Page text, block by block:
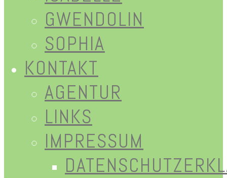
GWENDOLIN
SOPHIA
KONTAKT
AGENTUR
LINKS
IMPRESSUM